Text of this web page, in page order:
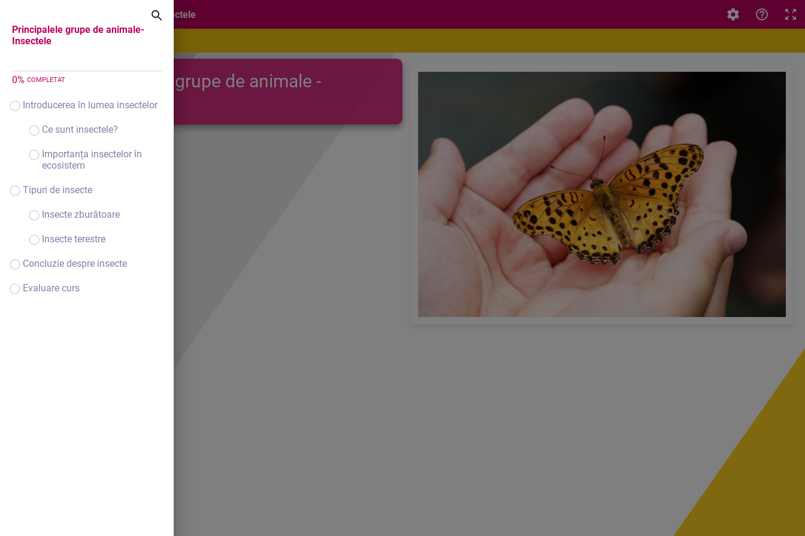
Principalele grupe de animale-
Insectele
0% COMPLETAT
Introducerea în lumea insectelor
Ce sunt insectele?
Importanța insectelor în
ecosistem
Tipuri de insecte
Insecte zburătoare
Insecte terestre
Concluzie despre insecte
Evaluare curs
Principalele grupe de animale-Insectele
Principalele grupe de animale -
Insectele